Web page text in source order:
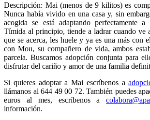
Descripción: Mai (menos de 9 kilitos) es
Nunca había vivido en una casa y, sin
acogida se está adaptando perfectamente
Tímida al principio, tiende a ladrar cuando ve
que se acerca, les huele y ya es una más con
con Mou, su compañero de vida, ambos
parcela. Buscamos adopción conjunta para
disfrutar del cariño y amor de una familia
Si quieres adoptar a Mai escríbenos a
llámanos al 644 49 00 72. También puedes
euros al mes, escríbenos a
información.